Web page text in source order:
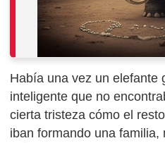
Había una vez un elefante
inteligente que no
cierta tristeza cómo el
iban formando una